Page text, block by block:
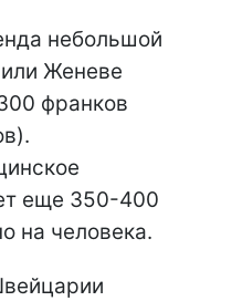
небольшой
Женеве
франков
еще 350-400
на человека.